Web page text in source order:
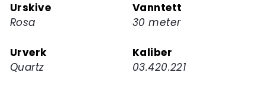
Urskive
Rosa
Vanntett
30 meter
Urverk
Quartz
Kaliber
03.420.221